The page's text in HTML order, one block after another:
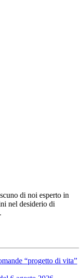
di noi esperto in
nel desiderio di
“progetto di vita”